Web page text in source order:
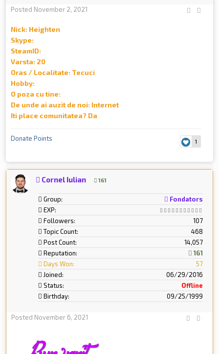
Posted November 2, 2021
Nick: Heighten
Skype:
SteamID:
Varsta: 20
Oras / Localitate: Tecuci
Hobby:
O poza cu tine:
De unde ai auzit de noi: Internet
Iti place comunitatea? Da
1
Donate Points
Cornel Iulian 161
Group:
Fondators
EXP:
Followers:
107
Topic Count:
468
Post Count:
14,057
Reputation:
161
Days Won:
57
Joined:
06/29/2016
Status:
Offline
Birthday:
09/25/1999
Posted November 6, 2021